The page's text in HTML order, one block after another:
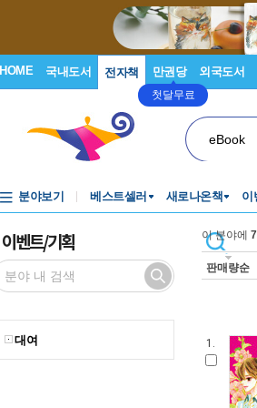
HOME 국내도서 전자책 만권당
첫달무료
외국도서
eBook
분야보기 베스트셀러 새로나온책 이
이벤트/기획
대여
이 분야에 7
판매량순
1.